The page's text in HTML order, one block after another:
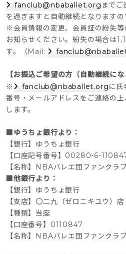
fanclub@nbaballet.org までご
を過ぎますと自動継続となりますの
※会員情報の変更、会員証の紛失
お知らせください。紛失の場合は
す。（Mail:
【お振込ご希望の方（自動継続にな
※
fanclub@nbaballet.orgに氏
番号・メールアドレスをご連絡の
します。
■ゆうちょ銀行より：
【銀行】ゆうちょ銀行
【口座記号番号】00280-6-
【名称】NBAバレエ団ファンクラ
■他銀行より：
【銀行】ゆうちょ銀行
【支店】〇二九（ゼロニキユウ）店
【種類】当座
【口座番号】0110847
【名称】NBAバレエ団ファンクラ